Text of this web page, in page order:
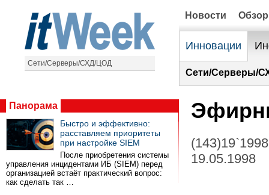
Сети/Серверы/СХД/ЦОД
Новости
Инновации
Сети/Серверы/
Панорама
Быстро и эффективно:
расставляем приоритеты
при настройке SIEM
После приобретения системы
управления инцидентами ИБ (SIEM) перед
организацией встаёт практический вопрос:
как сделать так …
(143)19`1998
19.05.1998